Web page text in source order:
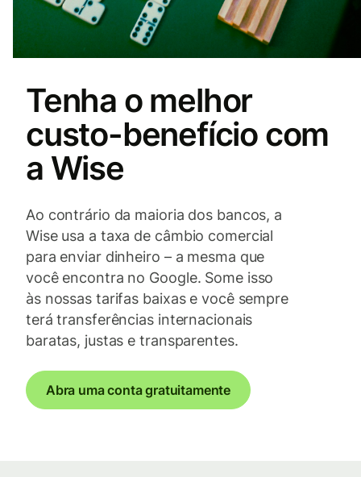
Tenha o melhor
custo-benefício com
a Wise
Ao contrário da maioria dos bancos, a
Wise usa a taxa de câmbio comercial
para enviar dinheiro – a mesma que
você encontra no Google. Some isso
às nossas tarifas baixas e você sempre
terá transferências internacionais
baratas, justas e transparentes.
Abra uma conta gratuitamente